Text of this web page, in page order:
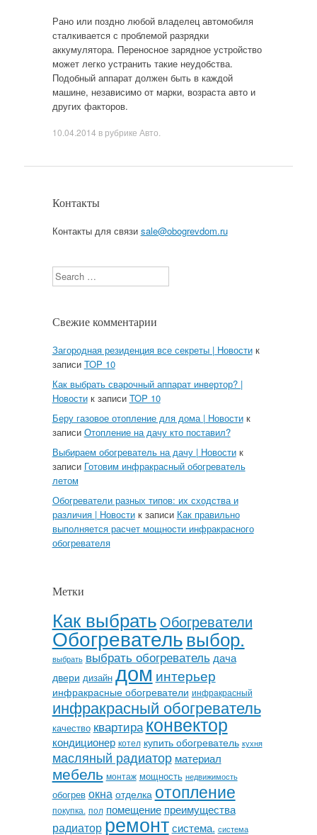
Рано или поздно любой владелец автомобиля
сталкивается с проблемой разрядки
аккумулятора. Переносное зарядное устройство
может легко устранить такие неудобства.
Подобный аппарат должен быть в каждой
машине, независимо от марки, возраста авто и
других факторов.
10.04.2014 в рубрике Авто
Контакты
Контакты для связи sale@obogrevdom.ru
Search
Свежие комментарии
Загородная резиденция все секреты | Новостик
записи TOP 10
Как выбрать сварочный аппарат инвертор? |
Новостик записи TOP 10
Беру газовое отопление для дома | Новостик
записи Отопление на дачу кто поставил?
Выбираем обогреватель на дачу | Новостик
записи Готовим инфракрасный обогреватель
летом
Обогреватели разных типов: их сходства и
различия | Новостик записи Как правильно
выполняется расчет мощности инфракрасного
обогревателя
Метки
Как выбрать Обогреватели
Обогревательвыбор.
выбрать выбрать обогреватель дача
двери дизайн дом интерьер
инфракрасные обогреватели инфракрасный
инфракрасный обогреватель
качество квартираконвектор
кондиционер котел купить обогреватель кухня
масляный радиатор материал
мебель монтаж мощность недвижимость
обогрев окна отделка отопление
покупка. пол помещение преимущества
радиатор ремонт система. система